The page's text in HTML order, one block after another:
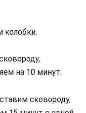
колобки.
на 10 минут.
сковороду,